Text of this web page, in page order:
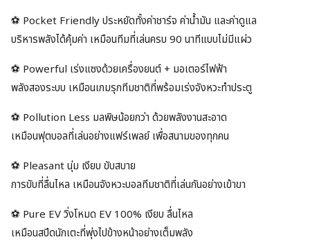
⚽ Pocket Friendly ประหยัดทั้งค่าชาร์จ ค่าน้ำมัน และค่าดูแล
บริหารพลังได้คุ้มค่า เหมือนทีมที่เล่นครบ 90 นาทีแบบไม่มีแผ่ว
⚽ Powerful เร่งแซงด้วยเครื่องยนต์ + มอเตอร์ไฟฟ้า
พลังสองระบบ เหมือนเกมรุกทีมชาติที่พร้อมเร่งจังหวะทำประตู
⚽ Pollution Less มลพิษน้อยกว่า ด้วยพลังงานสะอาด
เหมือนฟุตบอลที่เล่นอย่างแฟร์เพลย์ เพื่อสนามของทุกคน
⚽ Pleasant นุ่ม เงียบ ขับสบาย
การขับที่ลื่นไหล เหมือนจังหวะบอลทีมชาติที่เล่นกันอย่างเข้าขา
⚽ Pure EV วิ่งโหมด EV 100% เงียบ ลื่นไหล
เหมือนสปีดนักเตะที่พุ่งไปข้างหน้าอย่างเต็มพลัง